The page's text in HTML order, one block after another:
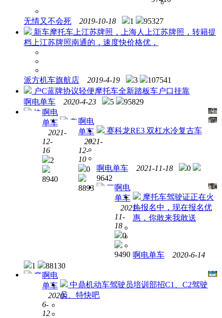
无情又不会死 2019-10-18 1
95327
新车摩托车上江苏牌照，上海人上江苏牌照，转籍提
档上江苏牌照南通的，速度快价格优，
派方机车旗航店 2019-4-19 3
107541
户C蓝牌协议轻便摩托车全新踏板车户口挂靠
啊电单车
2020-4-23 5
95829
协 啊电
单车
2021-
12-
16
2
8940
奔
达-
啊电
单车
2021-
12-
10
0
8893
赛科龙RE3 双杠水冷复古车
啊电单车 2021-11-18
0
9642
三啊电
单车
2021-
11-
18
0
9490
摩托车驾驶证正在火
热报名中，现在报名优
惠，你敢来我敢送
啊电单车
2020-6-14
1
88130
摩啊电
单车
2020-
6-
12
中鼎机动车驾驶员培训部招C1、C2驾驶
员、特快吧